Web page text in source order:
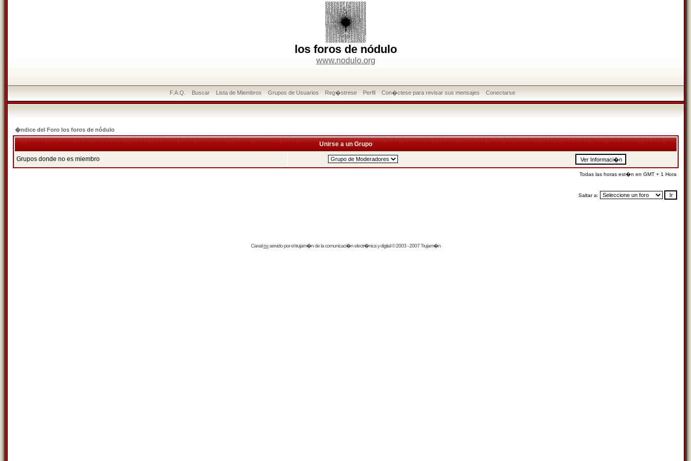
los foros de nódulo
www.nodulo.org
F.A.Q. Buscar Lista de Miembros Grupos de Usuarios Reg�strese Perfil Con�ctese para revisar sus mensajes Conectarse
�ndice del Foro los foros de nódulo
Unirse a un Grupo
Grupos donde no es miembro
Todas las horas est�n en GMT + 1 Hora
Saltar a:
Canalrssservido por eltrujam�nde la comunicaci�n electr�nica y digital © 2003 - 2007 Trujam�n